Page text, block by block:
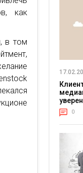
как
в том
0